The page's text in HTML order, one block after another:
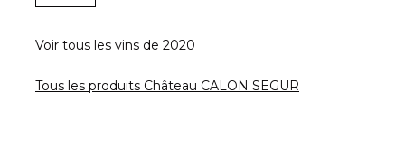
Voir tous les vins de 2020
Tous les produits Château CALON SEGUR